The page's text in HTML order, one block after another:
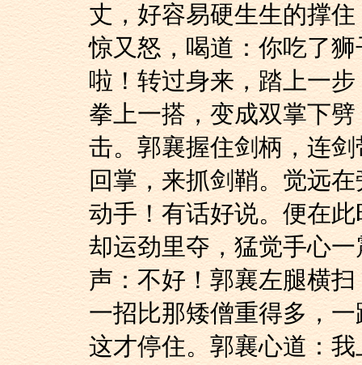
丈，好容易硬生生的撑
惊又怒，喝道：你吃了
啦！转过身来，踏上一
拳上一搭，变成双掌下
击。郭襄握住剑柄，连
回掌，来抓剑鞘。觉远
动手！有话好说。便在
却运劲里夺，猛觉手心
声：不好！郭襄左腿横
一招比那矮僧重得多，
这才停住。郭襄心道：